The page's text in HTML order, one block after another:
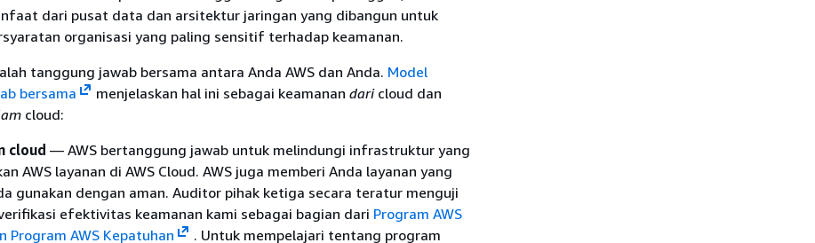
dari pusat data dan arsitektur jaringan yang dibangun untuk
organisasi yang paling sensitif terhadap keamanan.
tanggung jawab bersama antara Anda AWS dan Anda. Model
bersama
menjelaskan hal ini sebagai keamanan daricloud dan
cloud:
cloud — AWS bertanggung jawab untuk melindungi infrastruktur yang
AWS layanan di AWS Cloud. AWS juga memberi Anda layanan yang
gunakan dengan aman. Auditor pihak ketiga secara teratur menguji
efektivitas keamanan kami sebagai bagian dari Program AWS
Program AWS Kepatuhan
. Untuk mempelajari tentang program